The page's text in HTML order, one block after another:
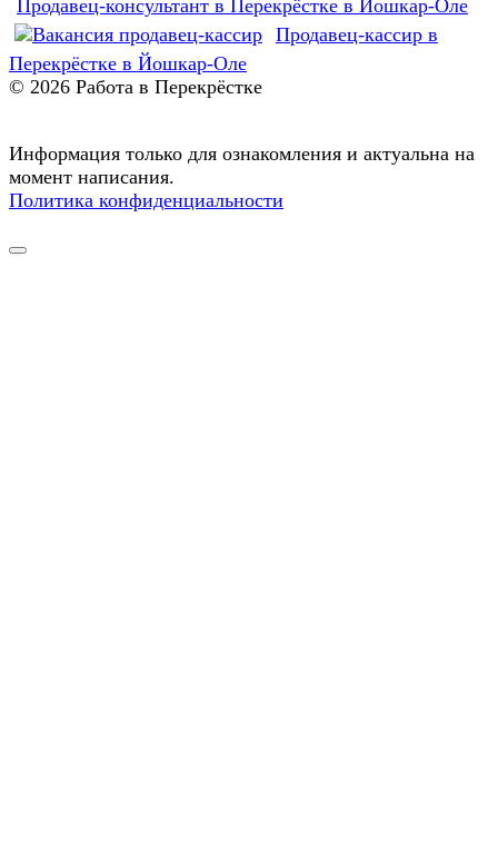
Продавец-консультант в Перекрёстке в Йошкар-Оле
Продавец-кассир в
Перекрёстке в Йошкар-Оле
© 2026 Работа в Перекрёстке
Информация только для ознакомления и актуальна на
момент написания.
Политика конфиденциальности